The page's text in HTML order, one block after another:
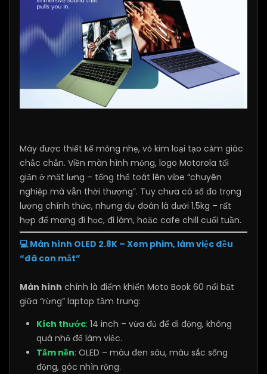
Máy được thiết kế mỏng nhẹ, vỏ kim loại tạo cảm giác
chắc chắn. Viền màn hình mỏng, logo Motorola tối
giản ở mặt lưng – tổng thể toát lên vibe “chuyên
nghiệp mà vẫn thời thượng”. Tuy chưa có số đo trọng
lượng chính thức, nhưng dự đoán là dưới 1.5kg – rất
hợp để mang đi học, đi làm, hoặc cafe chill cuối tuần.
💻 Màn hình OLED 2.8K – Xem phim, làm việc đều
“đã con mắt”
Màn hình chính là điểm khiến Moto Book 60 nổi bật
giữa “rừng” laptop tầm trung:
Kích thước: 14 inch – vừa đủ để di động, không
quá nhỏ để làm việc.
Tấm nền: OLED – màu đen sâu, màu sắc sống
động, góc nhìn rộng.